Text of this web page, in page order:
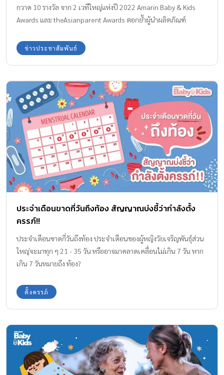
กวาด 10 รางวัล จาก 2 เวทีใหญ่แห่งปี 2022 Amarin Baby & Kids
Awards และ theAsianparent Awards ตอกย้ำผู้นำผลิตภัณฑ์
ข่าวประชาสัมพันธ์
ประจําเดือนขาดกี่วันถึงท้อง สัญญาณบ่งชี้ว่ากำลังตั้ง
ครรภ์!!
ประจําเดือนขาดกี่วันถึงท้อง ประจำเดือนของผู้หญิงวัยเจริญพันธุ์ส่วน
ใหญ่จะมาทุก ๆ 21 - 35 วัน หรืออาจมาคลาดเคลื่อนไม่เกิน 7 วัน หาก
เกิน 7 วันหมายถึง ท้อง?
ตั้งครรภ์